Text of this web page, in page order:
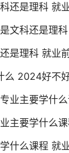
还是理科 就
文科还是理
是理科 就业
么 2024好不
业主要学什
主要学什么
什么课程 就